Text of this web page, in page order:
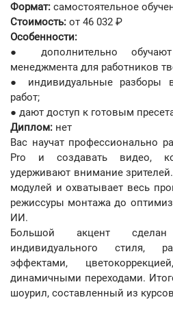
Формат: самостоятельное
Стоимость: от 46 032 ₽
Особенности:
● дополнительно
менеджмента для работников
● индивидуальные разборы
работ;
● дают доступ к готовым
Диплом: нет
Вас научат профессионально
Pro и создавать видео,
удерживают внимание
модулей и охватывает весь
режиссуры монтажа до
ИИ.
Большой акцент
индивидуального стиля,
эффектами,
динамичными переходами.
шоурил, составленный из